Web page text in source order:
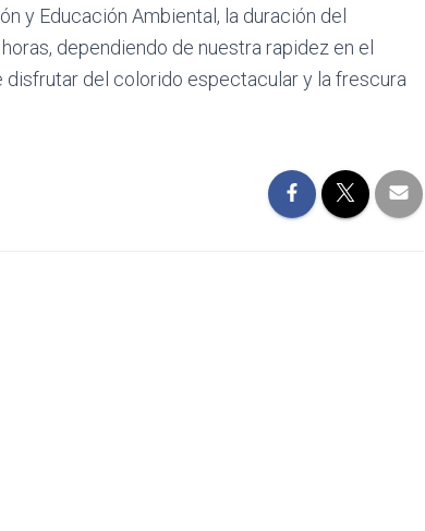
y Educación Ambiental, la duración del
dependiendo de nuestra rapidez en el
del colorido espectacular y la frescura